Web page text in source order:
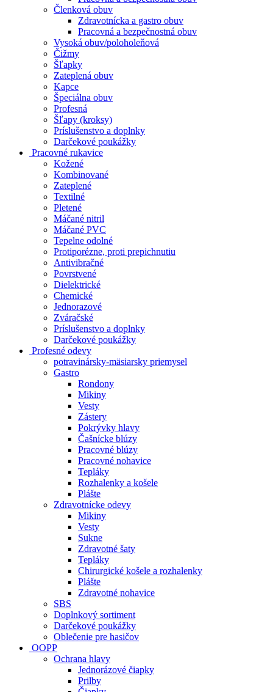
Členková obuv
Zdravotnícka a gastro obuv
Pracovná a bezpečnostná obuv
Vysoká obuv/poloholeňová
Čižmy
Šľapky
Zateplená obuv
Kapce
Špeciálna obuv
Profesná
Šľapy (kroksy)
Príslušenstvo a doplnky
Darčekové poukážky
Pracovné rukavice
Kožené
Kombinované
Zateplené
Textilné
Pletené
Máčané nitril
Máčané PVC
Tepelne odolné
Protiporézne, proti prepichnutiu
Antivibračné
Povrstvené
Dielektrické
Chemické
Jednorazové
Zváračské
Príslušenstvo a doplnky
Darčekové poukážky
Profesné odevy
potravinársky-mäsiarsky priemysel
Gastro
Rondony
Mikiny
Vesty
Zástery
Pokrývky hlavy
Čašnícke blúzy
Pracovné blúzy
Pracovné nohavice
Tepláky
Rozhalenky a košele
Plášte
Zdravotnícke odevy
Mikiny
Vesty
Sukne
Zdravotné šaty
Tepláky
Chirurgické košele a rozhalenky
Plášte
Zdravotné nohavice
SBS
Doplnkový sortiment
Darčekové poukážky
Oblečenie pre hasičov
OOPP
Ochrana hlavy
Jednorázové čiapky
Prilby